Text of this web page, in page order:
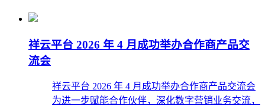
祥云平台 2026 年 4 月成功举办合作商产品交
流会
祥云平台 2026 年 4 月成功举办合作商产品交流会
为进一步赋能合作伙伴，深化数字营销业务交流，